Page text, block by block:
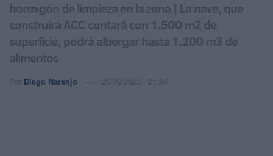
hormigón de limpieza en la zona | La nave, que
construirá ACC contará con 1.500 m2 de
superficie, podrá albergar hasta 1.200 m3 de
alimentos
Por Diego Naranjo 25/09/2023 - 21:54